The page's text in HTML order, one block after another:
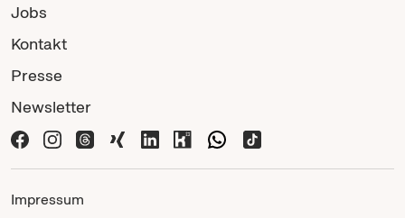
Jobs
Kontakt
Presse
Newsletter
Impressum